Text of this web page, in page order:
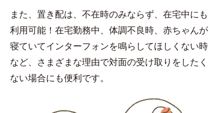
また、置き配は、不在時のみならず、在宅中にも
利用可能！在宅勤務中、体調不良時、赤ちゃんが
寝ていてインターフォンを鳴らしてほしくない時
など、さまざまな理由で対面の受け取りをしたく
ない場合にも便利です。